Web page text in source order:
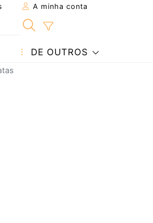
A minha conta
DE OUTROS
da receita
Compartilhe